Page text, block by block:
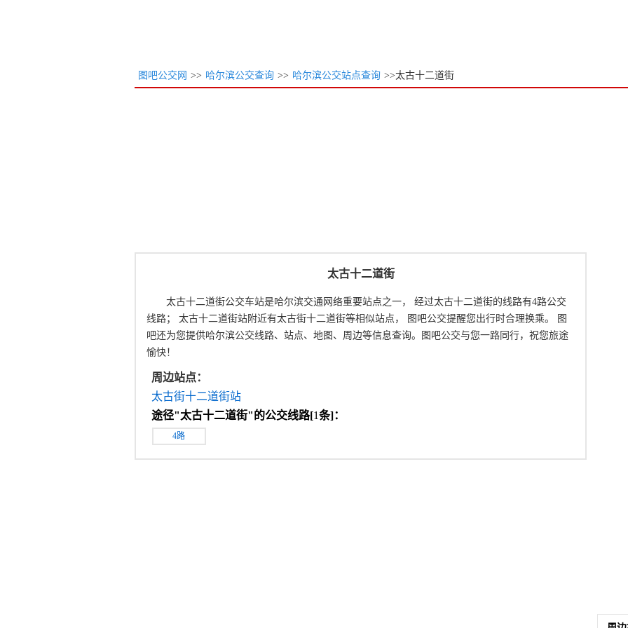
图吧公交网 >> 哈尔滨公交查询 >> 哈尔滨公交站点查询 >>太古十二道街
太古十二道街
太古十二道街公交车站是哈尔滨交通网络重要站点之一， 经过太古十二道街的线路有4路公交
线路； 太古十二道街站附近有太古街十二道街等相似站点， 图吧公交提醒您出行时合理换乘。 图
吧还为您提供哈尔滨公交线路、站点、地图、周边等信息查询。图吧公交与您一路同行，祝您旅途
愉快！
周边站点：
太古街十二道街站
途径"太古十二道街"的公交线路[1条]：
4路